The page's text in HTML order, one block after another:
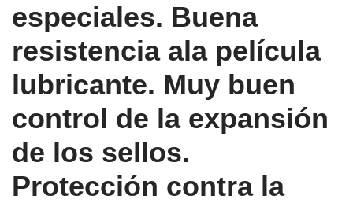
especiales. Buena
resistencia ala película
lubricante. Muy buen
control de la expansión
de los sellos.
Protección contra la